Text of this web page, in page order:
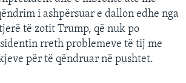
i ashpërsuar e dallon edhe nga
të zotit Trump, që nuk po
rreth problemeve të tij me
për të qëndruar në pushtet.